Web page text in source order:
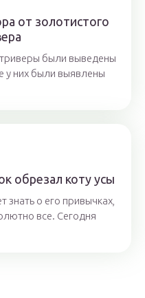
от золотистого
были выведены
у них были выявлены
обрезал коту усы
знать о его привычках,
все. Сегодня